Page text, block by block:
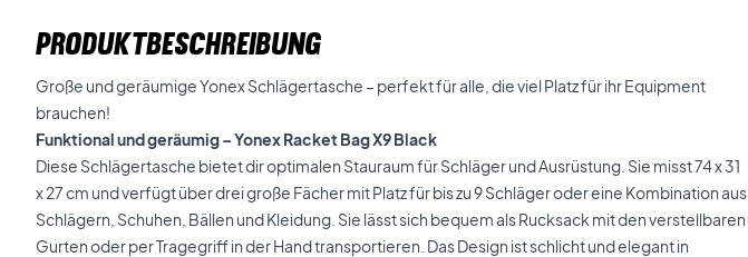
PRODUKTBESCHREIBUNG
Große und geräumige Yonex Schlägertasche – perfekt für alle, die viel Platz für ihr Equipment
brauchen!
Funktional und geräumig – Yonex Racket Bag X9 Black
Diese Schlägertasche bietet dir optimalen Stauraum für Schläger und Ausrüstung. Sie misst 74 x 31
x 27 cm und verfügt über drei große Fächer mit Platz für bis zu 9 Schläger oder eine Kombination aus
Schlägern, Schuhen, Bällen und Kleidung. Sie lässt sich bequem als Rucksack mit den verstellbaren
Gurten oder per Tragegriff in der Hand transportieren. Das Design ist schlicht und elegant in